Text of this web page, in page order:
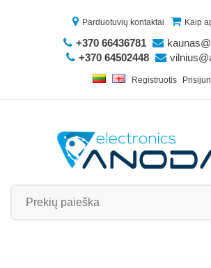
Parduotuvių kontaktai Kaip
+370 66436781
+370 64502448
Registruotis